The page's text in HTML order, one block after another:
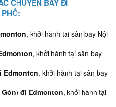
CHUYẾN BAY ĐI
, khởi hành tại sân bay Nội
, khởi hành tại sân bay
Edmonton, khởi hành tại sân bay
Gòn) đi Edmonton, khởi hành tại